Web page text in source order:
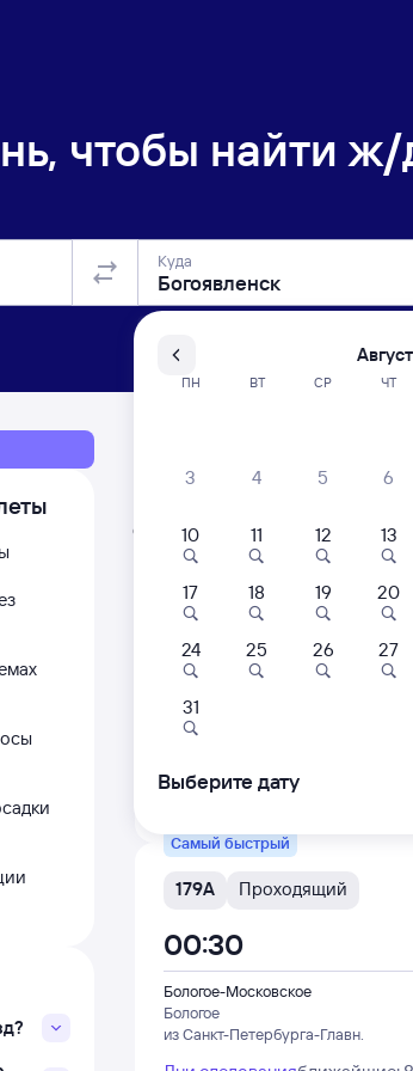
чтобы найти ж/
Куда
Расписание
Расписание поездов Богоявленск
Открыта продажа билетов на 5
Фирменный
035А Северная Пальмира
Бологое-Московское
Бологое
из Санкт-Петербурга-Главн.
00:19
Дни следованияближайшие: 8,
Самый быстрый
179А Проходящий
Бологое-Московское
Бологое
из Санкт-Петербурга-Главн.
00:30
ПН ВТ СР ЧТ
3 4 5 6
10 11 12 13
17 18 19 20
24 25 26 27
31
Выберите дату